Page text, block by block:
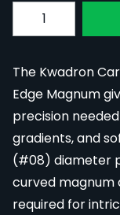
Subscribe to
Menge
The Kwadron
Edge Magnum
precision
gradients, and
(#08) diameter
curved
required for